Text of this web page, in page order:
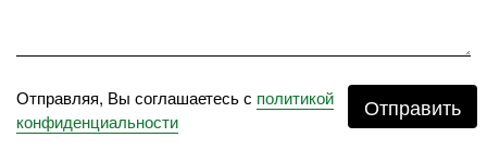
Отправляя, Вы соглашаетесь с политикой
конфиденциальности
Отправить